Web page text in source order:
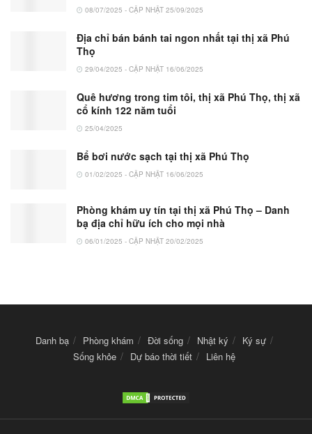
08/07/2025 - CẬP NHẬT 25/09/2025
Địa chỉ bán bánh tai ngon nhất tại thị xã Phú
Thọ
29/04/2025 - CẬP NHẬT 16/06/2025
Quê hương trong tim tôi, thị xã Phú Thọ, thị xã
cổ kính 122 năm tuổi
25/04/2025
Bể bơi nước sạch tại thị xã Phú Thọ
01/02/2025 - CẬP NHẬT 16/06/2025
Phòng khám uy tín tại thị xã Phú Thọ – Danh
bạ địa chỉ hữu ích cho mọi nhà
06/01/2025 - CẬP NHẬT 20/02/2025
Danh bạ Phòng khám Đời sống Nhật ký
Ký sự
Sống khỏe
Dự báo thời tiết Liên hệ